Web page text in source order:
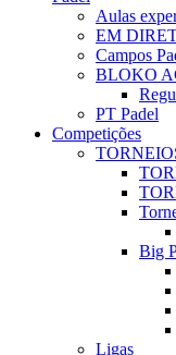
Aulas
EM
Campos
BLOKO
PT Padel
Competições
Big
Ligas